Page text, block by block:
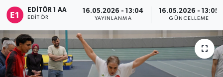
EDITÖR 1 AA
EDITÖR
16.05.2026 - 13:04
YAYINLANMA
16.05.2026 - 13:05
GÜNCELLEME
Magazin
Sağlık
Siyaset